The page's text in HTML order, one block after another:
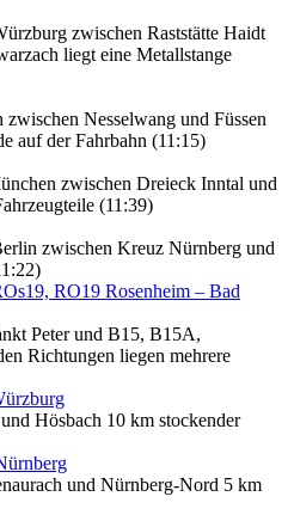
zwischen Raststätte Haidt
liegt eine Metallstange
Nesselwang und Füssen
auf der Fahrbahn (11:15)
zwischen Dreieck Inntal und
(11:39)
zwischen Kreuz Nürnberg und
RO19 Rosenheim – Bad
Peter und B15, B15A,
Richtungen liegen mehrere
Hösbach 10 km stockender
und Nürnberg-Nord 5 km